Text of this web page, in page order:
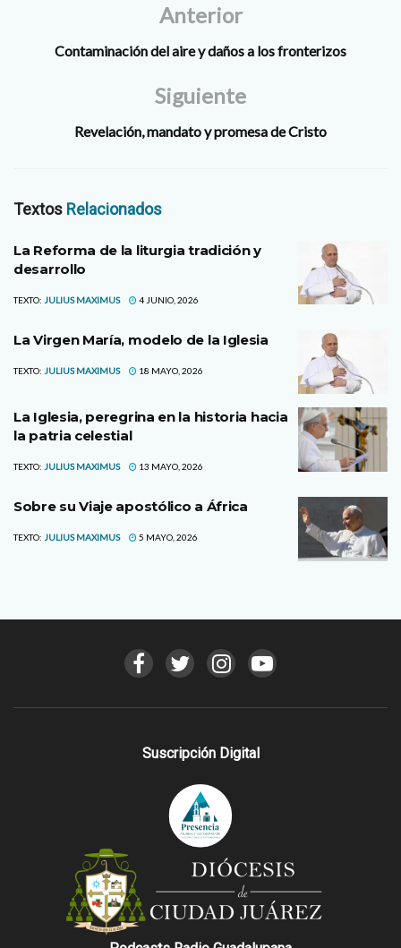
Anterior
Contaminación del aire y daños a los fronterizos
Siguiente
Revelación, mandato y promesa de Cristo
Textos Relacionados
La Reforma de la liturgia tradición y
desarrollo
TEXTO: JULIUS MAXIMUS 4 JUNIO, 2026
La Virgen María, modelo de la Iglesia
TEXTO: JULIUS MAXIMUS 18 MAYO, 2026
La Iglesia, peregrina en la historia hacia
la patria celestial
TEXTO: JULIUS MAXIMUS 13 MAYO, 2026
Sobre su Viaje apostólico a África
TEXTO: JULIUS MAXIMUS 5 MAYO, 2026
Suscripción Digital